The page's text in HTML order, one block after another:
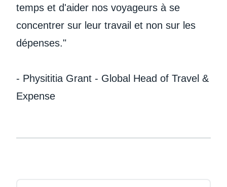
temps et d'aider nos voyageurs à se
concentrer sur leur travail et non sur les
dépenses."
- Physititia Grant - Global Head of Travel &
Expense